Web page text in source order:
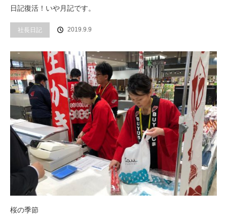
日記復活！いや月記です。
社長日記 2019.9.9
桜の季節